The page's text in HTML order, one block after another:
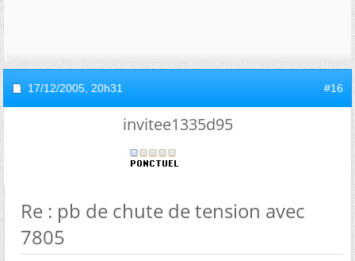
17/12/2005, 20h31 #16
invitee1335d95
Re : pb de chute de tension avec
7805